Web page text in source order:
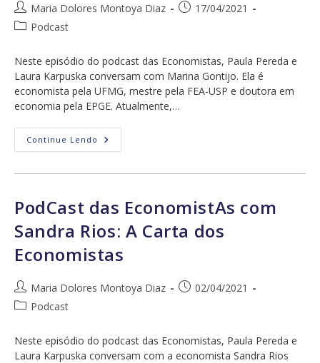
Autor
do
Maria Dolores Montoya Diaz
Post17/04/2021
Categoria
post:
Podcast
Neste episódio do podcast das Economistas, Paula Pereda e
Laura Karpuska conversam com Marina Gontijo. Ela é
economista pela UFMG, mestre pela FEA-USP e doutora em
economia pela EPGE. Atualmente,…
Continue Lendo PodCast
Das
Mulheres
Líderes
Mudanças
Comportamentais
Decorrentes
Da
PodCast das EconomistAs com
Sandra Rios: A Carta dos
Economistas
Autor
do
Maria Dolores Montoya Diaz
Post02/04/2021
Categoria
post:
Podcast
Neste episódio do podcast das Economistas, Paula Pereda e
Laura Karpuska conversam com a economista Sandra Rios